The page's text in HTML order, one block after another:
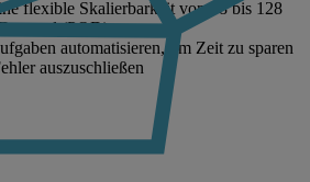
flexible Skalierbarkeit von 48 bis 128
(POD).
automatisieren, um Zeit zu sparen
auszuschließen